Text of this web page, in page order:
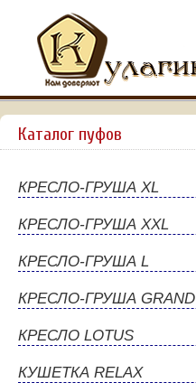
Каталог пуфов
КРЕСЛО-ГРУША XL
КРЕСЛО-ГРУША XXL
КРЕСЛО-ГРУША L
КРЕСЛО-ГРУША GRAND
КРЕСЛО LOTUS
КУШЕТКА RELAX